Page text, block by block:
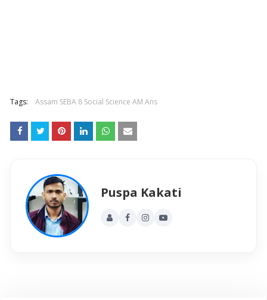
Tags: Assam SEBA 8 Social Science AM Ans
Puspa Kakati